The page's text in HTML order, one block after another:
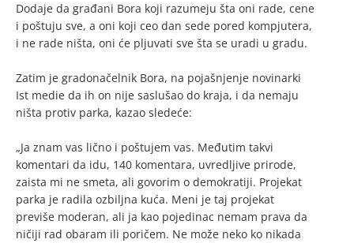
Dodaje da građani Bora koji razumeju šta oni rade, cene
i poštuju sve, a oni koji ceo dan sede pored kompjutera,
i ne rade ništa, oni će pljuvati sve šta se uradi u gradu.
Zatim je gradonačelnik Bora, na pojašnjenje novinarki
Ist medie da ih on nije saslušao do kraja, i da nemaju
ništa protiv parka, kazao sledeće:
„Ja znam vas lično i poštujem vas. Međutim takvi
komentari da idu, 140 komentara, uvredljive prirode,
zaista mi ne smeta, ali govorim o demokratiji. Projekat
parka je radila ozbiljna kuća. Meni je taj projekat
previše moderan, ali ja kao pojedinac nemam prava da
ničiji rad obaram ili poričem. Ne može neko ko nikada